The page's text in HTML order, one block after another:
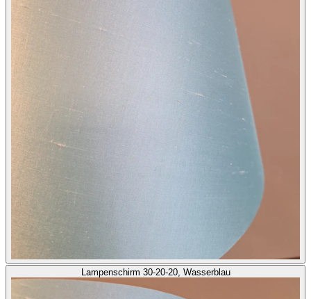
Lampenschirm 30-20-20, Wasserblau